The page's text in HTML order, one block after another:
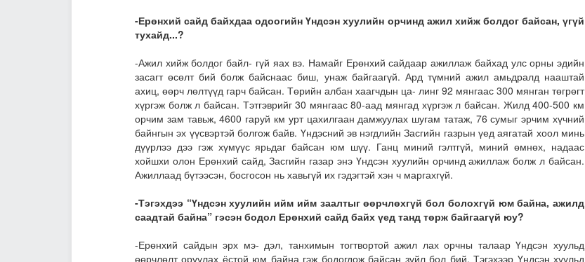
-Ерөнхий сайд байхдаа одоогийн Үндсэн хуулийн орчинд ажил хийж болдог байсан, үгүй
тухайд...?
-Ажил хийж болдог байл- гүй яах вэ. Намайг Ерөнхий сайдаар ажиллаж байхад улс орны эдийн
засагт өсөлт бий болж байснаас биш, унаж байгаагүй. Ард түмний ажил амьдралд нааштай
ахиц, өөрч лөлтүүд гарч байсан. Төрийн албан хаагчдын ца- линг 92 мянгаас 300 мянган төгрөгт
хүргэж болж л байсан. Тэтгэврийг 30 мянгаас 80-аад мянгад хүргэж л байсан. Жилд 400-500 км
орчим зам тавьж, 4600 гаруй км урт цахилгаан дамжуулах шугам татаж, 76 сумыг эрчим хүчний
байнгын эх үүсвэртэй болгож байв. Үндэсний эв нэгдлийн Засгийн газрын үед аягатай хоол минь
дүүрлээ дээ гэж хүмүүс ярьдаг байсан юм шүү. Ганц миний гэлтгүй, миний өмнөх, надаас
хойшхи олон Ерөнхий сайд, Засгийн газар энэ Үндсэн хуулийн орчинд ажиллаж болж л байсан.
Ажиллаад бүтээсэн, босгосон нь хавьгүй их гэдэгтэй хэн ч маргахгүй.
-Тэгэхдээ “Үндсэн хуулийн ийм ийм заалтыг өөрчлөхгүй бол болохгүй юм байна, ажилд
саадтай байна” гэсэн бодол Ерөнхий сайд байх үед танд төрж байгаагүй юу?
-Ерөнхий сайдын эрх мэ- дэл, танхимын тогтвортой ажил лах орчны талаар Үндсэн хуульд
өөрчлөлт оруулах ёстой юм байна гэж бодогдож байсан зүйл бол бий. Тэгэхээр Үндсэн хуульд